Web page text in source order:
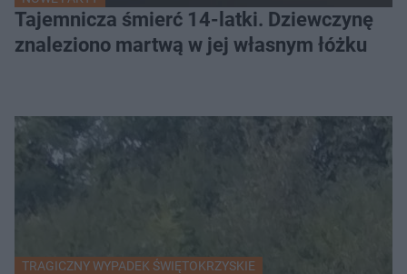
Tajemnicza śmierć 14-latki. Dziewczynę
znaleziono martwą w jej własnym łóżku
TRAGICZNY WYPADEK ŚWIĘTOKRZYSKIE